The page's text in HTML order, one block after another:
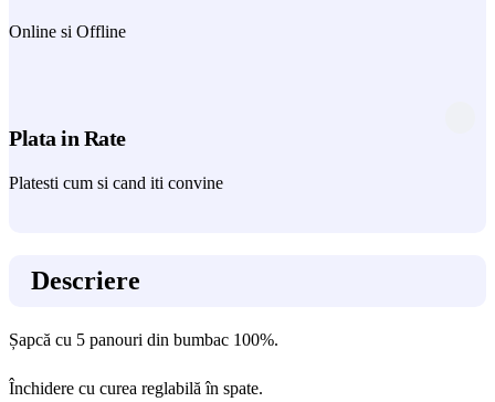
Online si Offline
Plata in Rate
Platesti cum si cand iti convine
Descriere
Șapcă cu 5 panouri din bumbac 100%.
Închidere cu curea reglabilă în spate.